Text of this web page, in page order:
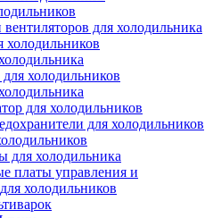
для холодильника
холодильников
холодильников
для холодильников
для холодильников
для холодильника
платы управления и
холодильников